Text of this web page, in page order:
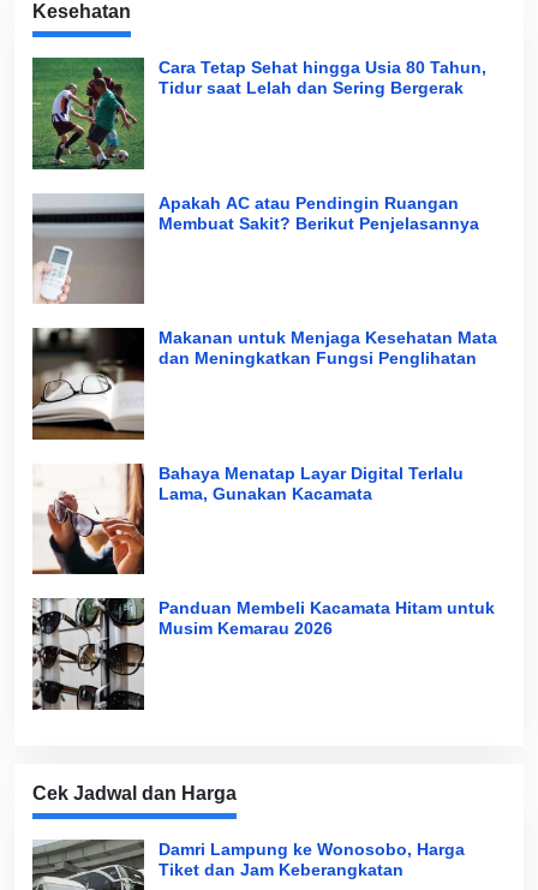
Kesehatan
Cara Tetap Sehat hingga Usia 80 Tahun,
Tidur saat Lelah dan Sering Bergerak
Apakah AC atau Pendingin Ruangan
Membuat Sakit? Berikut Penjelasannya
Makanan untuk Menjaga Kesehatan Mata
dan Meningkatkan Fungsi Penglihatan
Bahaya Menatap Layar Digital Terlalu
Lama, Gunakan Kacamata
Panduan Membeli Kacamata Hitam untuk
Musim Kemarau 2026
Cek Jadwal dan Harga
Damri Lampung ke Wonosobo, Harga
Tiket dan Jam Keberangkatan